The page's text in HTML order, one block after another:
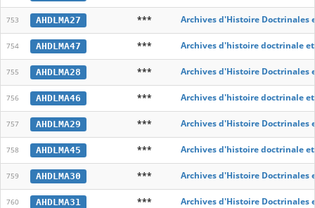
753 AHDLMA27 *** Archives d'Histoire Doctrinales
754 AHDLMA47 *** Archives d'histoire doctrinale
755 AHDLMA28 *** Archives d'Histoire Doctrinales
756 AHDLMA46 *** Archives d'histoire doctrinale
757 AHDLMA29 *** Archives d'Histoire Doctrinales
758 AHDLMA45 *** Archives d'histoire doctrinale
759 AHDLMA30 *** Archives d'Histoire Doctrinales
760 AHDLMA31 *** Archives d'Histoire Doctrinales